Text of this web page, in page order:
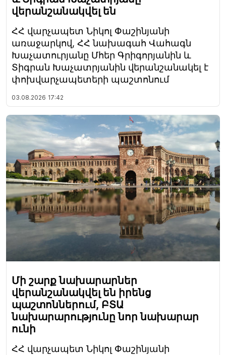
վերանշանակվել են
ՀՀ վարչապետ Նիկոլ Փաշինյանի
առաջարկով, ՀՀ նախագահ Վահագն
Խաչատուրյանը Մհեր Գրիգորյանին և
Տիգրան Խաչատրյանին վերանշանակել է
փոխվարչապետերի պաշտոնում
03.08.2026 17:42
Մի շարք նախարարներ
վերանշանակվել են իրենց
պաշտոններում, ԲՏԱ
նախարարությունը նոր նախարար
ունի
ՀՀ վարչապետ Նիկոլ Փաշինյանի